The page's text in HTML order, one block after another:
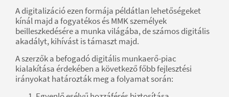
A digitalizáció ezen formája példátlan lehetőségeket
kínál majd a fogyatékos és MMK személyek
beilleszkedésére a munka világába, de számos digitális
akadályt, kihívást is támaszt majd.
A szerzők a befogadó digitális munkaerő-piac
kialakítása érdekében a következő főbb fejlesztési
irányokat határozták meg a folyamat során: